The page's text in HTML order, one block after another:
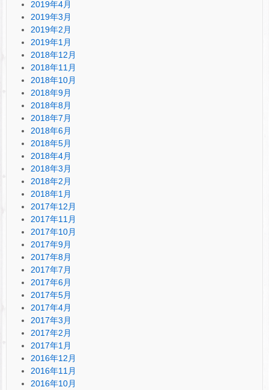
2019年4月
2019年3月
2019年2月
2019年1月
2018年12月
2018年11月
2018年10月
2018年9月
2018年8月
2018年7月
2018年6月
2018年5月
2018年4月
2018年3月
2018年2月
2018年1月
2017年12月
2017年11月
2017年10月
2017年9月
2017年8月
2017年7月
2017年6月
2017年5月
2017年4月
2017年3月
2017年2月
2017年1月
2016年12月
2016年11月
2016年10月